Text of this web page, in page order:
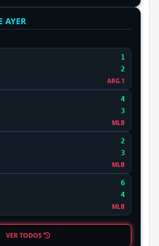
AYER
1
2
ARG.1
4
3
MLB
2
3
MLB
6
4
MLB
VER TODOS